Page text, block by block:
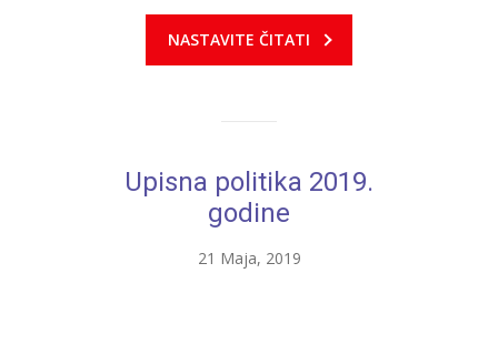
NASTAVITE ČITATI
Upisna politika 2019.
godine
21 Maja, 2019